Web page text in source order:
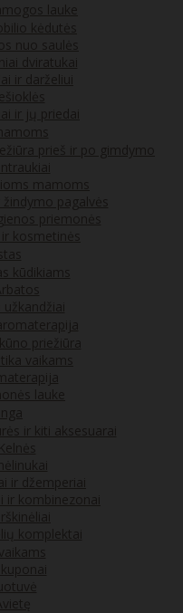
lauke
kėdutės
nuo saulės
dviratukai
ir darželiui
ir jų priedai
prieš ir po gimdymo
mamoms
pagalvės
priemonės
kosmetinės
kūdikiams
užkandžiai
kūno priežiūra
vaikams
lauke
ir kiti aksesuarai
Kelnės
ir džemperiai
ir kombinezonai
komplektai